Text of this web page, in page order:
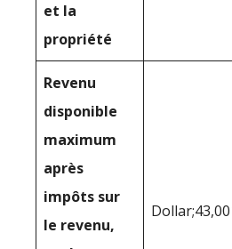
et la
propriété
Revenu
disponible
maximum
après
impôts sur
le revenu,